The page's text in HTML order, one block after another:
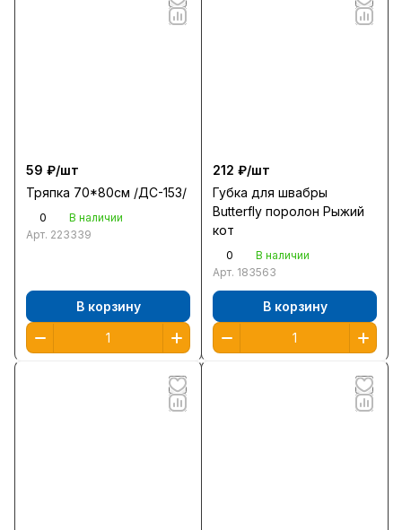
59 ₽/шт
Тряпка 70*80см /ДС-153/
0
В наличии
Арт. 223339
В корзину
212 ₽/шт
Губка для швабры
Butterfly поролон Рыжий
кот
0
В наличии
Арт. 183563
В корзину